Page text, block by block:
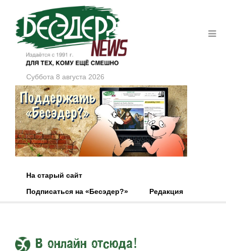
Суббота 8 августа 2026
На старый сайт
Подписаться на «Бесэдер?»
Редакция
В онлайн отсюда!